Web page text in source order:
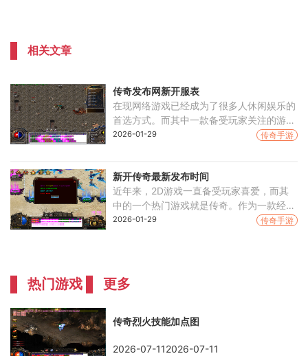
相关文章
传奇发布网新开服表
在现网络游戏已经成为了很多人休闲娱乐的
首选方式。而其中一款备受玩家关注的游戏
就是《传奇》，这是一款以中世纪魔幻为背
时，总是会
2026-01-29 传奇手游
新开传奇最新发布时间
近年来，2D游戏一直备受玩家喜爱，而其
中的一个热门游戏就是传奇。作为一款经典
的角色扮演游戏，传奇游戏拥有着令人着迷
2026-01-29 传奇手游
热门游戏 更多
传奇烈火技能加点图
2026-07-112026-07-11